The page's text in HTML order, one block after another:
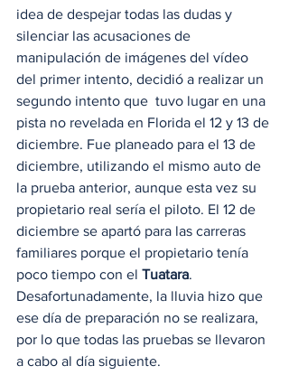
idea de despejar todas las dudas y
silenciar las acusaciones de
manipulación de imágenes del vídeo
del primer intento, decidió a realizar un
segundo intento que  tuvo lugar en una
pista no revelada en Florida el 12 y 13 de
diciembre. Fue planeado para el 13 de
diciembre, utilizando el mismo auto de
la prueba anterior, aunque esta vez su
propietario real sería el piloto. El 12 de
diciembre se apartó para las carreras
familiares porque el propietario tenía
poco tiempo con el Tuatara.
Desafortunadamente, la lluvia hizo que
ese día de preparación no se realizara,
por lo que todas las pruebas se llevaron
a cabo al día siguiente.